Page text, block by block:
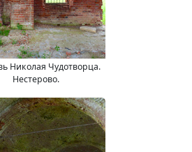
Николая Чудотворца.
Нестерово.